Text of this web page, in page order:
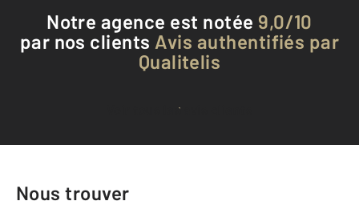
Notre agence est notée 9,0/10
par nos clients Avis authentifiés par
Qualitelis
Voir tous les avis clients
Nous trouver